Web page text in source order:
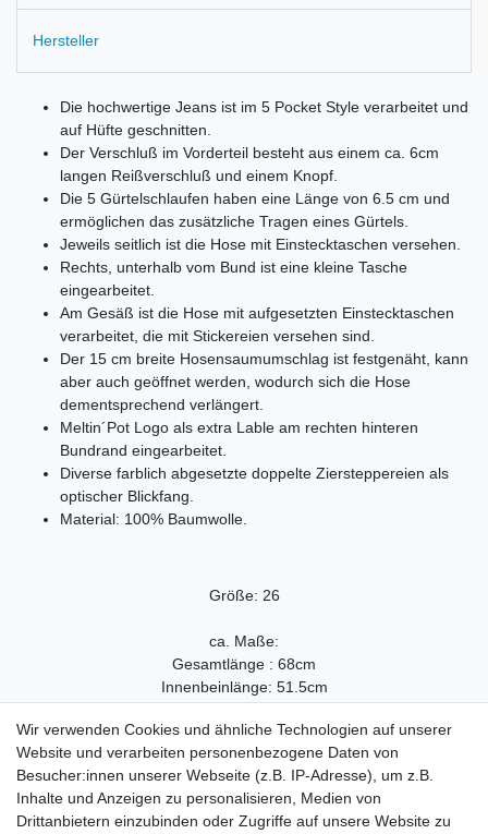
Hersteller
Die hochwertige Jeans ist im 5 Pocket Style verarbeitet und
auf Hüfte geschnitten.
Der Verschluß im Vorderteil besteht aus einem ca. 6cm
langen Reißverschluß und einem Knopf.
Die 5 Gürtelschlaufen haben eine Länge von 6.5 cm und
ermöglichen das zusätzliche Tragen eines Gürtels.
Jeweils seitlich ist die Hose mit Einstecktaschen versehen.
Rechts, unterhalb vom Bund ist eine kleine Tasche
eingearbeitet.
Am Gesäß ist die Hose mit aufgesetzten Einstecktaschen
verarbeitet, die mit Stickereien versehen sind.
Der 15 cm breite Hosensaumumschlag ist festgenäht, kann
aber auch geöffnet werden, wodurch sich die Hose
dementsprechend verlängert.
Meltin´Pot Logo als extra Lable am rechten hinteren
Bundrand eingearbeitet.
Diverse farblich abgesetzte doppelte Ziersteppereien als
optischer Blickfang.
Material: 100% Baumwolle.
Größe: 26
ca. Maße:
Gesamtlänge : 68cm
Innenbeinlänge: 51.5cm
Saumweite (gemessen von Seite zu Seite): 17.5cm
E-3755
Wir verwenden Cookies und ähnliche Technologien auf unserer
Website und verarbeiten personenbezogene Daten von
Besucher:innen unserer Webseite (z.B. IP-Adresse), um z.B.
Inhalte und Anzeigen zu personalisieren, Medien von
Drittanbietern einzubinden oder Zugriffe auf unsere Website zu